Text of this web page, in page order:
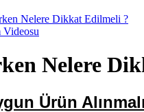
Nelere Dikkat Edilmeli ?
Nelere
Ürün Alınmalı